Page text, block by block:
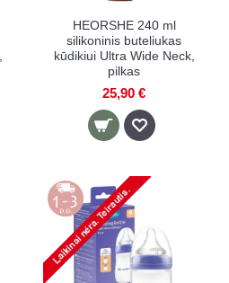
HEORSHE 240 ml
silikoninis buteliukas
kūdikiui Ultra Wide Neck,
pilkas
25,90 €